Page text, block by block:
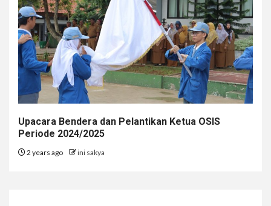
Upacara Bendera dan Pelantikan Ketua OSIS
Periode 2024/2025
2 years ago ini sakya